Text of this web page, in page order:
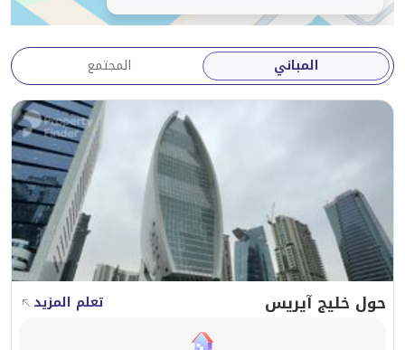
الموقع: برج إيرس باي، الخليج التجاري، دبي
المباني المجتمع
حول خليج آيريس تعلم المزيد